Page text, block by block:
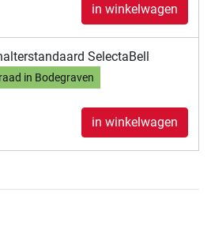
in winkelwagen
SelectaBell
in Bodegraven
in winkelwagen